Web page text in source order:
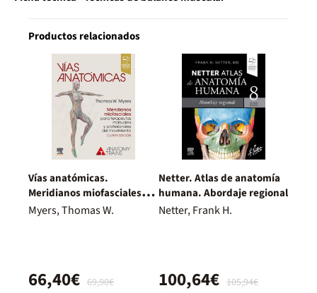
Productos relacionados
Vías anatómicas.
Meridianos miofasciales
para terapeutas manuales
Myers, Thomas W.
69,90€
66,40€
Netter. Atlas de anatomía
humana. Abordaje regional
Netter, Frank H.
105,94€
100,64€